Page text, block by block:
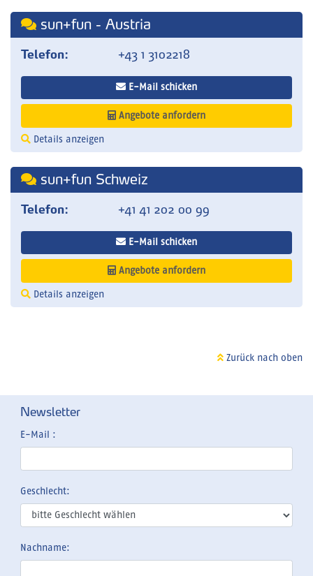
sun+fun - Austria
Telefon: +43 1 3102218
E-Mail schicken
Angebote anfordern
Details anzeigen
sun+fun Schweiz
Telefon: +41 41 202 00 99
E-Mail schicken
Angebote anfordern
Details anzeigen
Zurück nach oben
Newsletter
E-Mail :
Geschlecht:
Nachname: